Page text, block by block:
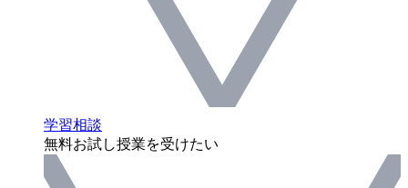
学習相談
無料お試し授業を受けたい